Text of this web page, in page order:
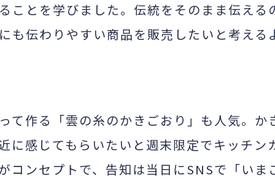
ことを学びました。伝統をそのまま伝える
も伝わりやすい商品を販売したいと考える
て作る「雲の糸のかきごおり」も人気。か
に感じてもらいたいと週末限定でキッチン
コンセプトで、告知は当日にSNSで「いま